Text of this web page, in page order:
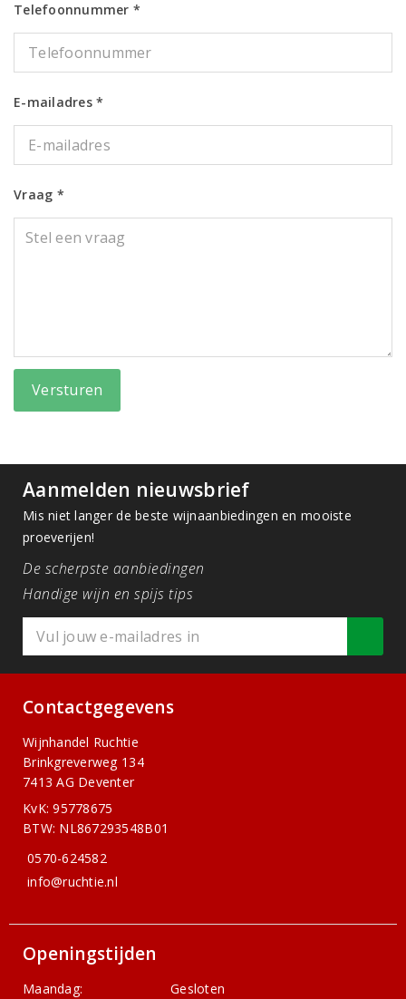
Telefoonnummer *
E-mailadres *
Vraag *
Versturen
Aanmelden nieuwsbrief
Mis niet langer de beste wijnaanbiedingen en mooiste
proeverijen!
De scherpste aanbiedingen
Handige wijn en spijs tips
Contactgegevens
Wijnhandel Ruchtie
Brinkgreverweg 134
7413 AG Deventer
KvK: 95778675
BTW: NL867293548B01
0570-624582
info@ruchtie.nl
Openingstijden
Maandag:
Gesloten